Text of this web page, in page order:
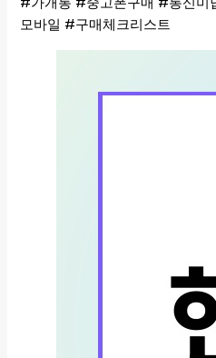
모바일 #구매체크리스트